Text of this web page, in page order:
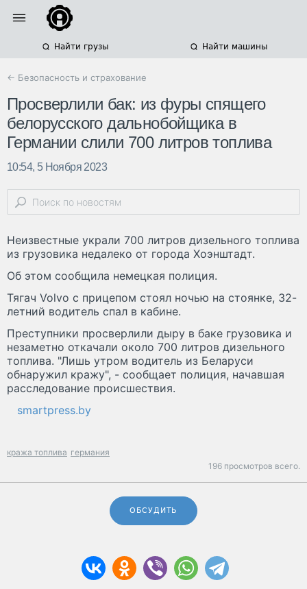
Найти грузы Найти машины
← Безопасность и страхование
Просверлили бак: из фуры спящего
белорусского дальнобойщика в
Германии слили 700 литров топлива
10:54, 5 Ноября 2023
Неизвестные украли 700 литров дизельного топлива
из грузовика недалеко от города Хоэнштадт.
Об этом сообщила немецкая полиция.
Тягач Volvo с прицепом стоял ночью на стоянке, 32-
летний водитель спал в кабине.
Преступники просверлили дыру в баке грузовика и
незаметно откачали около 700 литров дизельного
топлива. "Лишь утром водитель из Беларуси
обнаружил кражу", - сообщает полиция, начавшая
расследование происшествия.
smartpress.by
кража топлива германия
196 просмотров всего.
ОБСУДИТЬ